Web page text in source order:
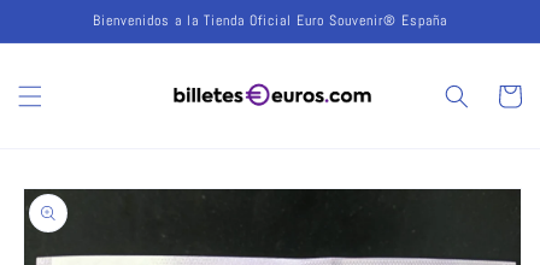
directamente
al contenido
Bienvenidos a la Tienda Oficial Euro Souvenir® España
Carrito
directamente
a la
información
del producto